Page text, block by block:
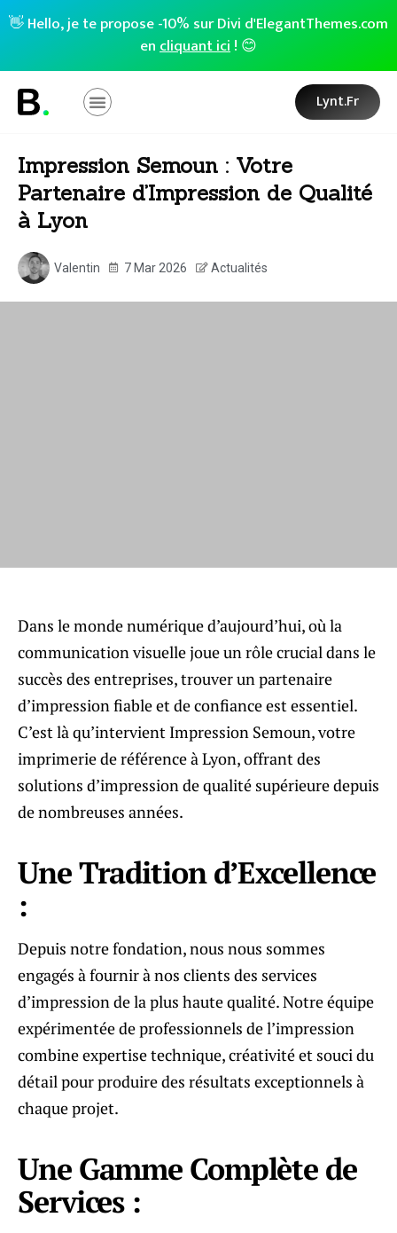
👋 Hello, je te propose -10% sur Divi d'ElegantThemes.com
encliquant ici! 😊
Lynt.fr
Impression Semoun : Votre
Partenaire d’Impression de Qualité
à Lyon
Valentin 7 Mar 2026 Actualités
Dans le monde numérique d’aujourd’hui, où la
communication visuelle joue un rôle crucial dans le
succès des entreprises, trouver un partenaire
d’impression fiable et de confiance est essentiel.
C’est là qu’intervient Impression Semoun, votre
imprimerie de référence à Lyon, offrant des
solutions d’impression de qualité supérieure depuis
de nombreuses années.
Une Tradition d’Excellence
:
Depuis notre fondation, nous nous sommes
engagés à fournir à nos clients des services
d’impression de la plus haute qualité. Notre équipe
expérimentée de professionnels de l’impression
combine expertise technique, créativité et souci du
détail pour produire des résultats exceptionnels à
chaque projet.
Une Gamme Complète de
Services :